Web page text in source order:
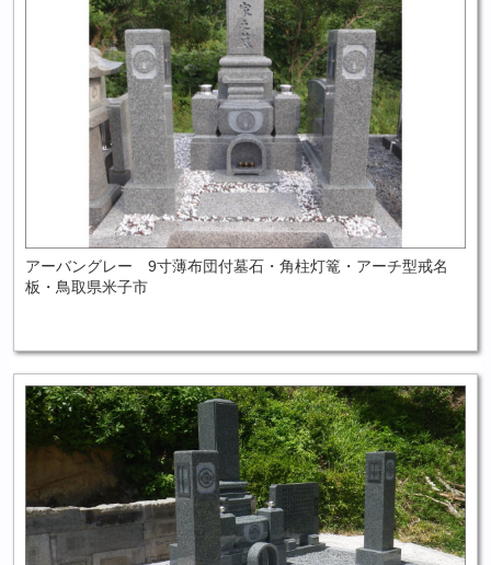
アーバングレー 9寸薄布団付墓石・角柱灯篭・アーチ型戒名
板・鳥取県米子市